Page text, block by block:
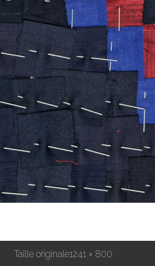
Taille originale1241 × 800